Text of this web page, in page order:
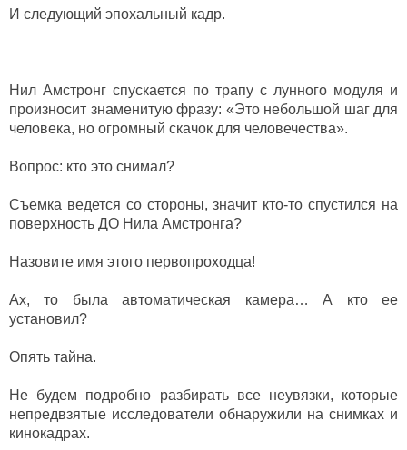
И следующий эпохальный кадр.
Нил Амстронг спускается по трапу с лунного модуля и
произносит знаменитую фразу: «Это небольшой шаг для
человека, но огромный скачок для человечества».
Вопрос: кто это снимал?
Съемка ведется со стороны, значит кто-то спустился на
поверхность ДО Нила Амстронга?
Назовите имя этого первопроходца!
Ах, то была автоматическая камера… А кто ее
установил?
Опять тайна.
Не будем подробно разбирать все неувязки, которые
непредвзятые исследователи обнаружили на снимках и
кинокадрах.